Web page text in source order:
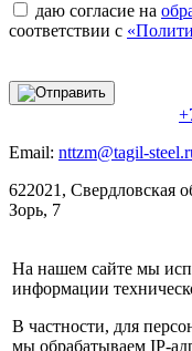
даю согласие на
соответствии с
Email: nttzm@tagil-
622021, Свердловская
Зорь, 7
На нашем сайте мы
информации
В частности, для
мы обрабатываем IP-